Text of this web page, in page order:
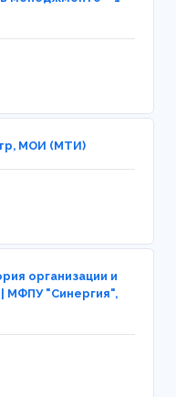
МОИ (МТИ)
организации и
МФПУ "Синергия",